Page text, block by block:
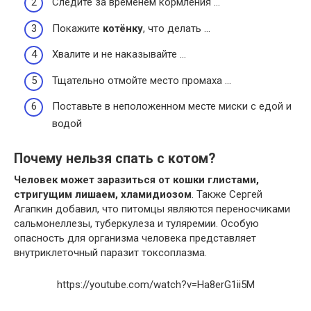
Покажите котёнку, что делать …
Хвалите и не наказывайте …
Тщательно отмойте место промаха …
Поставьте в неположенном месте миски с едой и
водой
Почему нельзя спать с котом?
Человек может заразиться от кошки глистами,
стригущим лишаем, хламидиозом. Также Сергей
Агапкин добавил, что питомцы являются переносчиками
сальмонеллезы, туберкулеза и туляремии. Особую
опасность для организма человека представляет
внутриклеточный паразит токсоплазма.
https://youtube.com/watch?v=Ha8erG1ii5M